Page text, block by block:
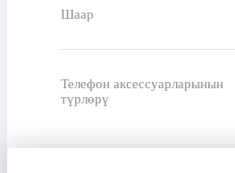
Шаар
Телефон аксессуарларынын
түрлөрү